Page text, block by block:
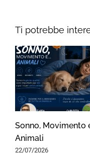
Ti potrebbe
Sonno, Movimento
Animali
22/07/2026